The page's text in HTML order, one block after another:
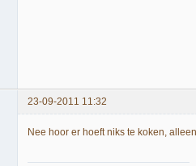
23-09-2011 11:32
Nee hoor er hoeft niks te koken,